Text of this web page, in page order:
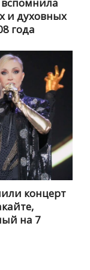
и духовных
года
концерт
на 7